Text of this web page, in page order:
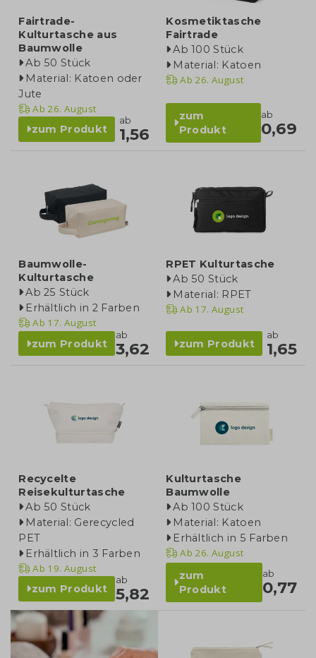
Fairtrade-
Kulturtasche aus
Baumwolle
Ab 50 Stück
Material: Katoen oder
Jute
Ab 26. August
zum Produkt
ab
1,56
Kosmetiktasche
Fairtrade
Ab 100 Stück
Material: Katoen
Ab 26. August
zum
Produkt
ab
0,69
Baumwolle-
Kulturtasche
Ab 25 Stück
Erhältlich in 2 Farben
Ab 17. August
zum Produkt
ab
3,62
RPET Kulturtasche
Ab 50 Stück
Material: RPET
Ab 17. August
zum Produkt
ab
1,65
Recycelte
Reisekulturtasche
Ab 50 Stück
Material: Gerecycled
PET
Erhältlich in 3 Farben
Ab 19. August
zum Produkt
ab
5,82
Kulturtasche
Baumwolle
Ab 100 Stück
Material: Katoen
Erhältlich in 5 Farben
Ab 26. August
zum
Produkt
ab
0,77